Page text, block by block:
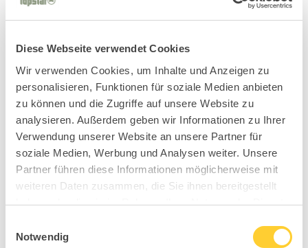
Diese Webseite verwendet Cookies
Wir verwenden Cookies, um Inhalte und Anzeigen zu
personalisieren, Funktionen für soziale Medien anbieten
zu können und die Zugriffe auf unsere Website zu
analysieren. Außerdem geben wir Informationen zu Ihrer
Verwendung unserer Website an unsere Partner für
soziale Medien, Werbung und Analysen weiter. Unsere
Partner führen diese Informationen möglicherweise mit
weiteren Daten zusammen, die Sie ihnen bereitgestellt
haben oder die sie im Rahmen Ihrer Nutzung der Dienste
Notwendig